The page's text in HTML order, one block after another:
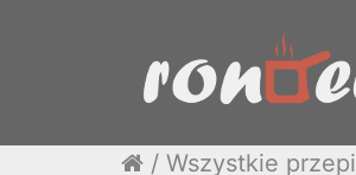
/ Wszystkie